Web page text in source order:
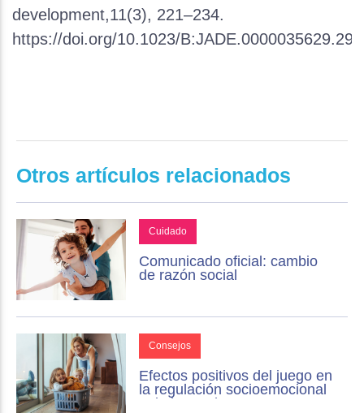
development,11(3), 221–234.
https://doi.org/10.1023/
Otros artículos relacionados
Cuidado
Comunicado oficial: cambio
de razón social
Consejos
Efectos positivos del juego en
la regulación socioemocional
y de la conducta.